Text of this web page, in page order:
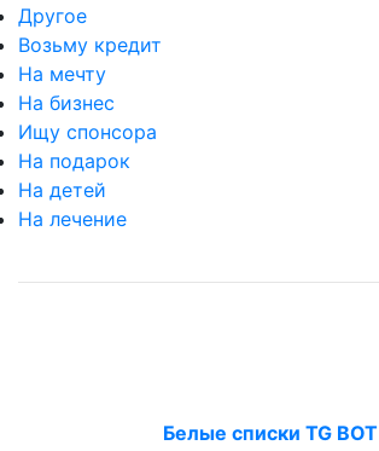
Другое
Возьму кредит
На мечту
На бизнес
Ищу спонсора
На подарок
На детей
На лечение
Белые списки TG BOT